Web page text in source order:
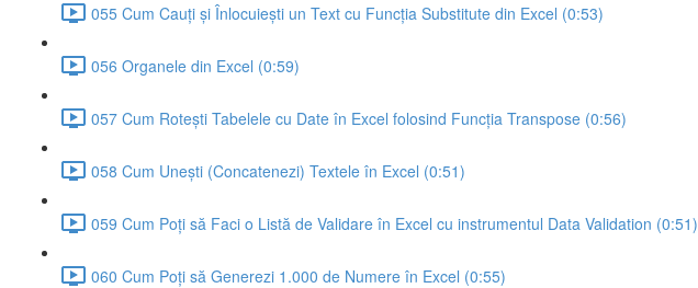
055 Cum Cauți și Înlocuiești un Text cu Funcția Substitute din Excel (0:53)
056 Organele din Excel (0:59)
057 Cum Rotești Tabelele cu Date în Excel folosind Funcția Transpose (0:56)
058 Cum Unești (Concatenezi) Textele în Excel (0:51)
059 Cum Poți să Faci o Listă de Validare în Excel cu instrumentul Data Validation (0:51)
060 Cum Poți să Generezi 1.000 de Numere în Excel (0:55)